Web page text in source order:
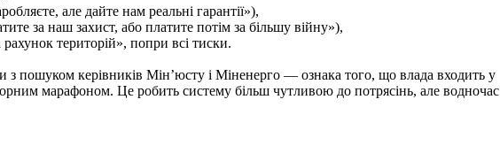
але дайте нам реальні гарантії»),
за наш захист, або платите потім за більшу війну»),
територій», попри всі тиски.
пошуком керівників Мін’юсту і Міненерго — ознака того, що влада входить у
марафоном. Це робить систему більш чутливою до потрясінь, але водночас